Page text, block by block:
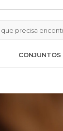
CONJUNTOS